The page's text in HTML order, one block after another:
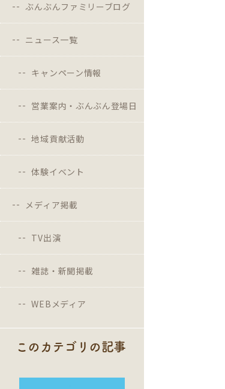
ぶんぶんファミリーブログ
ニュース一覧
キャンペーン情報
営業案内・ぶんぶん登場日
地域貢献活動
体験イベント
メディア掲載
TV出演
雑誌・新聞掲載
WEBメディア
このカテゴリの記事